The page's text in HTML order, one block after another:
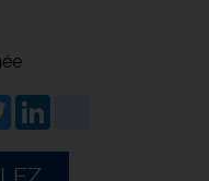
Twitter